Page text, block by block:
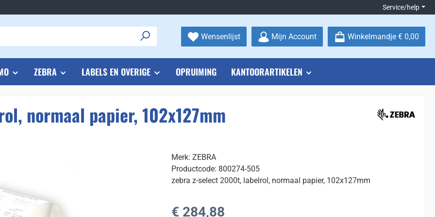
Service/help
WensenlijstJe hebt 0 items op je verlanglijstje
Mijn Account Winkelmandje € 0,00
ZEBRA LABELS EN OVERIGE OPRUIMING KANTOORARTIKELEN
normaal papier, 102x127mm
Merk: ZEBRA
Productcode: 800274-505
zebra z-select 2000t, labelrol, normaal papier, 102x127mm
Normale prijs:
€ 284,88